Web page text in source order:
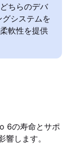
ちらのデバ
システムを
軟性を提供
6の寿命とサポ
します。